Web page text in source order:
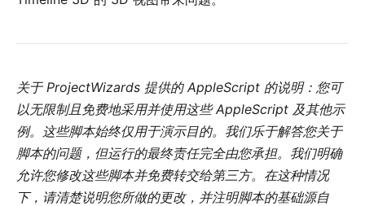
关于 ProjectWizards 提供的 AppleScript 的说明：您可
以无限制且免费地采用并使用这些 AppleScript 及其他示
例。这些脚本始终仅用于演示目的。我们乐于解答您关于
脚本的问题，但运行的最终责任完全由您承担。我们明确
允许您修改这些脚本并免费转交给第三方。在这种情况
下，请清楚说明您所做的更改，并注明脚本的基础源自